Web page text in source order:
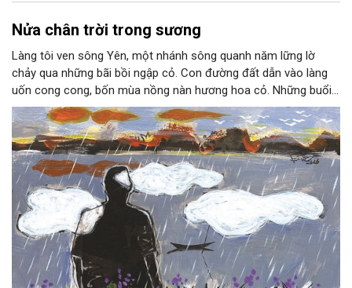
Nửa chân trời trong sương
Làng tôi ven sông Yên, một nhánh sông quanh năm lững lờ
chảy qua những bãi bồi ngập cỏ. Con đường đất dẫn vào làng
uốn cong cong, bốn mùa nồng nàn hương hoa cỏ. Những buổi
hoàng hôn, khi nắng đã dịu xuống phía cuối sông, đám hoa tím
lại thẫm màu như có ai vừa rắc lên một lớp khói.